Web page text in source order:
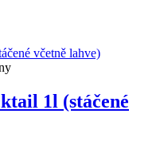
1l (stáčené